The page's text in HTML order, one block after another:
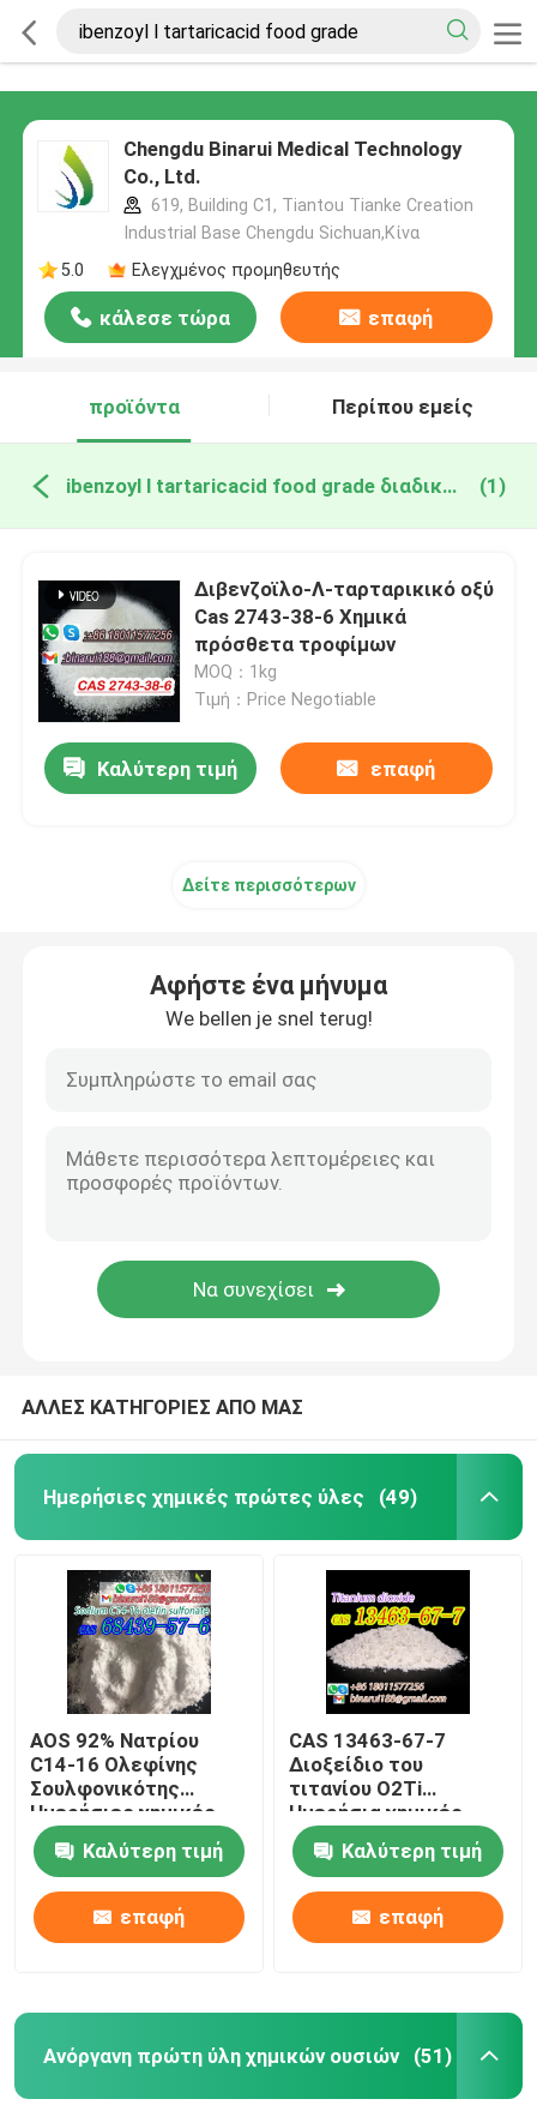
Chengdu Binarui Medical Technology
Co., Ltd.
619, Building C1, Tiantou Tianke Creation
Industrial Base Chengdu Sichuan,Κίνα
5.0
Ελεγχμένος προμηθευτής
κάλεσε τώρα επαφή
προϊόντα Περίπου εμείς
ibenzoyl l tartaricacid food grade διαδικτυακή κατασκευή (1)
Διβενζοϊλο-Λ-ταρταρικικό οξύ
Cas 2743-38-6 Χημικά
πρόσθετα τροφίμων
MOQ：1kg
Τιμή：Price Negotiable
Καλύτερη τιμή επαφή
Δείτε περισσότερων
Αφήστε ένα μήνυμα
We bellen je snel terug!
ΑΛΛΕΣ ΚΑΤΗΓΟΡΙΕΣ ΑΠΟ ΜΑΣ
Ημερήσιες χημικές πρώτες ύλες (49)
AOS 92% Νατρίου
C14-16 Ολεφίνης
Σουλφονικότης
Ημερήσιες χημικές
πρώτες ύλες CAS
68439-57-6
Καλύτερη τιμή
επαφή
CAS 13463-67-7
Διοξείδιο του
τιτανίου O2Ti
Ημερήσια χημικές
πρώτες ύλες Οξείδιο
του τιτανίου Λευκή
σκόνη
Καλύτερη τιμή
επαφή
Ανόργανη πρώτη ύλη χημικών ουσιών (51)